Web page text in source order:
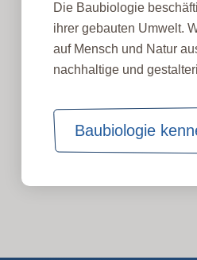
Die Baubiologie
ihrer gebauten Umwelt.
auf Mensch und Natur
nachhaltige und
Baubiologie